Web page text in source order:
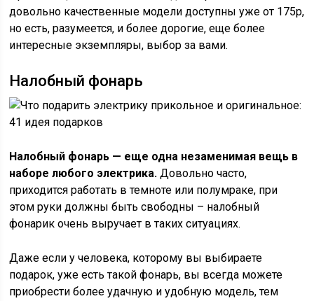
довольно качественные модели доступны уже от 175р,
но есть, разумеется, и более дорогие, еще более
интересные экземпляры, выбор за вами.
Налобный фонарь
Налобный фонарь — еще одна незаменимая вещь в
наборе любого электрика. Довольно часто,
приходится работать в темноте или полумраке, при
этом руки должны быть свободны – налобный
фонарик очень выручает в таких ситуациях.
Даже если у человека, которому вы выбираете
подарок, уже есть такой фонарь, вы всегда можете
приобрести более удачную и удобную модель, тем